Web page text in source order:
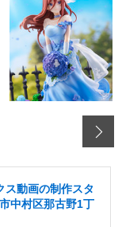
ス動画の制作スタ
中村区那古野1丁